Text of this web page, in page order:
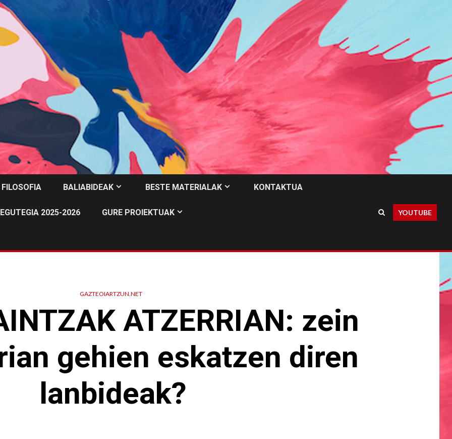
FILOSOFIA BALIABIDEAK BESTE MATERIALAK KONTAKTUA
EGUTEGIA 2025-2026 GURE PROIEKTUAK YOUTUBE
GAZTEOIARTZUN.NET
ATZERRIAN: zein
gehien eskatzen diren
lanbideak?